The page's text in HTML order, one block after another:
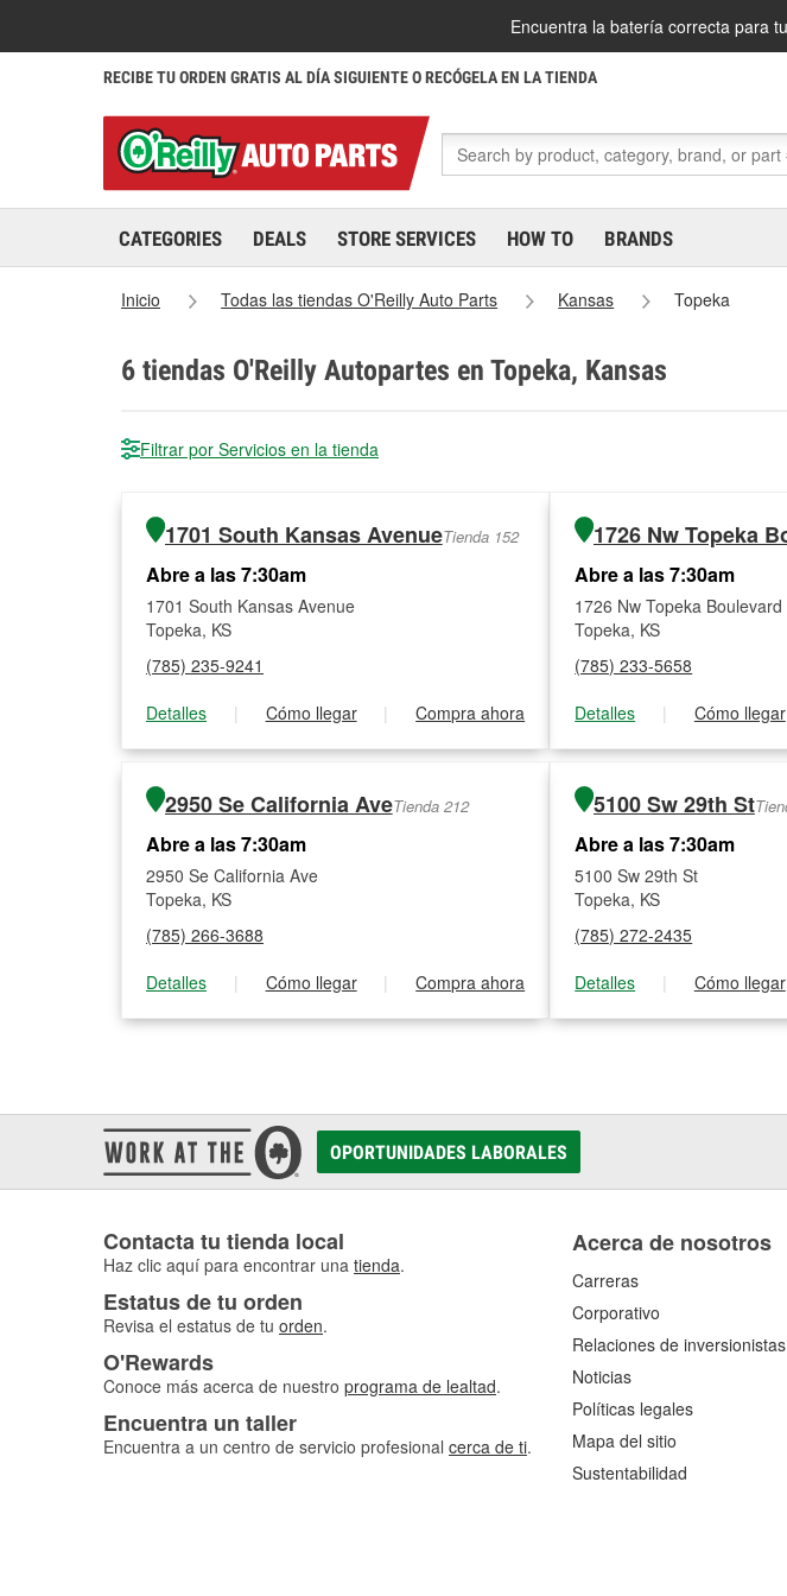
Encuentra la batería correcta para
RECIBE TU ORDEN GRATIS AL DÍA SIGUIENTE O RECÓGELA EN LA TIENDA
CATEGORIES DEALS STORE SERVICES HOW TO BRANDS
Inicio Todas las tiendas O'Reilly Auto Parts Kansas Topeka
6 tiendas O'Reilly Autopartes en Topeka, Kansas
Filtrar por Servicios en la tienda
1701 South Kansas AvenueTienda 152
Abre a las 7:30am
1701 South Kansas Avenue
Topeka, KS
(785) 235-9241
Detalles
| Cómo llegar | Compra ahora
1726 Nw Topeka
Abre a las 7:30am
1726 Nw Topeka Boulevard
Topeka, KS
(785) 233-5658
Detalles
| Cómo llegar
2950 Se California AveTienda 212
Abre a las 7:30am
2950 Se California Ave
Topeka, KS
(785) 266-3688
Detalles
| Cómo llegar | Compra ahora
5100 Sw 29th St
Abre a las 7:30am
5100 Sw 29th St
Topeka, KS
(785) 272-2435
Detalles
| Cómo llegar
OPORTUNIDADES LABORALES
Contacta tu tienda local
Haz clic aquí para encontrar una tienda.
Estatus de tu orden
Revisa el estatus de tu orden.
O'Rewards
Conoce más acerca de nuestro programa de lealtad.
Encuentra un taller
Encuentra a un centro de servicio profesional cerca de ti.
Acerca de nosotros
Carreras
Corporativo
Relaciones de inversionistas
Noticias
Políticas legales
Mapa del sitio
Sustentabilidad